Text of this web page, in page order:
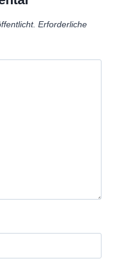
Erforderliche